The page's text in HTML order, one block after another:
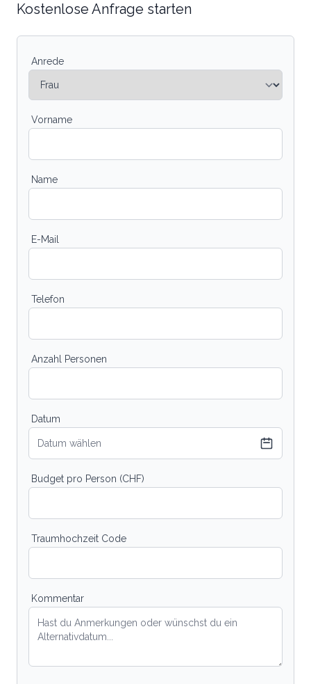
Kostenlose Anfrage starten
Anrede
Vorname
Name
E-Mail
Telefon
Anzahl Personen
Datum
Datum wählen
Budget pro Person (CHF)
Traumhochzeit Code
Kommentar